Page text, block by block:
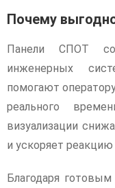
Почему
Панели СПОТ
инженерных
помогают
реального
визуализации
и ускоряет
Благодаря